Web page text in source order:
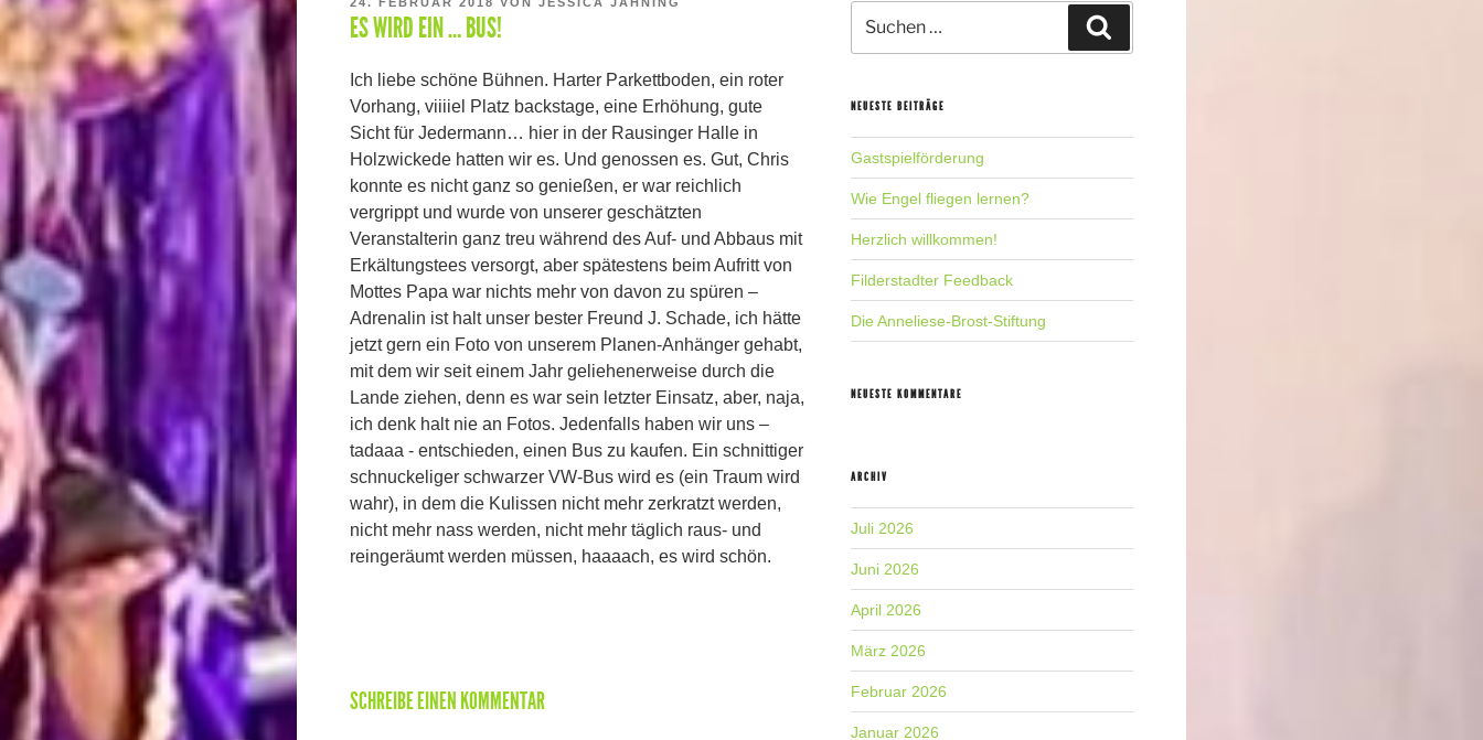
AM
ES WIRD EIN … BUS!
Ich liebe schöne Bühnen. Harter Parkettboden, ein roter
Vorhang, viiiiel Platz backstage, eine Erhöhung, gute
Sicht für Jedermann… hier in der Rausinger Halle in
Holzwickede hatten wir es. Und genossen es. Gut, Chris
konnte es nicht ganz so genießen, er war reichlich
vergrippt und wurde von unserer geschätzten
Veranstalterin ganz treu während des Auf- und Abbaus mit
Erkältungstees versorgt, aber spätestens beim Aufritt von
Mottes Papa war nichts mehr von davon zu spüren –
Adrenalin ist halt unser bester Freund J. Schade, ich hätte
jetzt gern ein Foto von unserem Planen-Anhänger gehabt,
mit dem wir seit einem Jahr geliehenerweise durch die
Lande ziehen, denn es war sein letzter Einsatz, aber, naja,
ich denk halt nie an Fotos. Jedenfalls haben wir uns –
tadaaa - entschieden, einen Bus zu kaufen. Ein schnittiger
schnuckeliger schwarzer VW-Bus wird es (ein Traum wird
wahr), in dem die Kulissen nicht mehr zerkratzt werden,
nicht mehr nass werden, nicht mehr täglich raus- und
reingeräumt werden müssen, haaaach, es wird schön.
SCHREIBE EINEN KOMMENTAR
nach:
NEUESTE BEITRÄGE
Gastspielförderung
Wie Engel fliegen lernen?
Herzlich willkommen!
Filderstadter Feedback
Die Anneliese-Brost-Stiftung
NEUESTE KOMMENTARE
ARCHIV
Juli 2026
Juni 2026
April 2026
März 2026
Februar 2026
Januar 2026